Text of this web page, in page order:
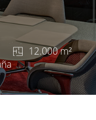
12.000 m²